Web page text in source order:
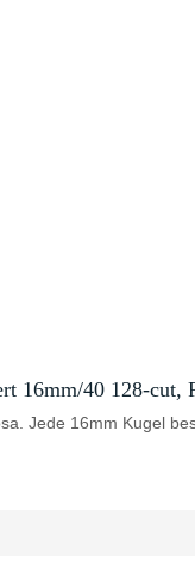
16mm/40 128-cut,
Jede 16mm Kugel